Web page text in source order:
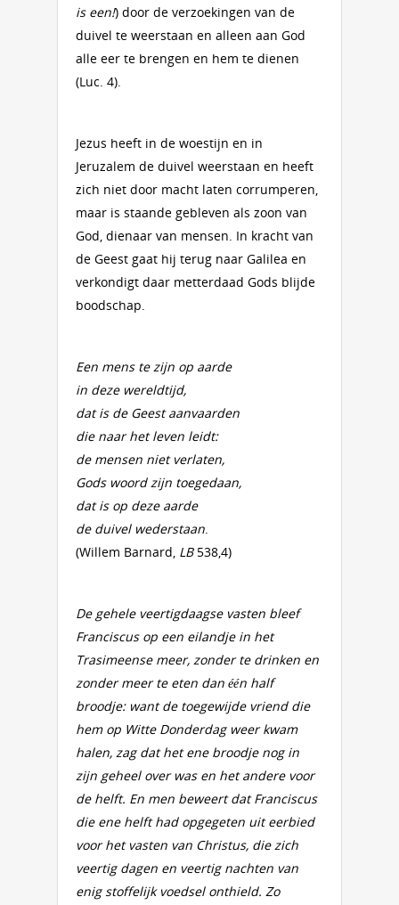
is een!) door de verzoekingen van de
duivel te weerstaan en alleen aan God
alle eer te brengen en hem te dienen
(Luc. 4).
Jezus heeft in de woestijn en in
Jeruzalem de duivel weerstaan en heeft
zich niet door macht laten corrumperen,
maar is staande gebleven als zoon van
God, dienaar van mensen. In kracht van
de Geest gaat hij terug naar Galilea en
verkondigt daar metterdaad Gods blijde
boodschap.
Een mens te zijn op aarde
in deze wereldtijd,
dat is de Geest aanvaarden
die naar het leven leidt:
de mensen niet verlaten,
Gods woord zijn toegedaan,
dat is op deze aarde
de duivel wederstaan.
(Willem Barnard, LB538,4)
De gehele veertigdaagse vasten bleef
Franciscus op een eilandje in het
Trasimeense meer, zonder te drinken en
zonder meer te eten dan één half
broodje: want de toegewijde vriend die
hem op Witte Donderdag weer kwam
halen, zag dat het ene broodje nog in
zijn geheel over was en het andere voor
de helft. En men beweert dat Franciscus
die ene helft had opgegeten uit eerbied
voor het vasten van Christus, die zich
veertig dagen en veertig nachten van
enig stoffelijk voedsel onthield. Zo